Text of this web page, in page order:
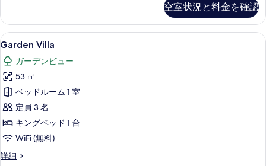
を
表
示
す
る
真
を
表
示
す
る
King)
の
詳
空室状況と料金を確認
Garden
Villa
の
す
べ
て
の
写
真
Garden Villa | 高級寝具、セーフティ
6
Garden Villa
ガーデンビュー
53 ㎡
ベッドルーム 1 室
定員 3 名
キングベッド 1 台
WiFi (無料)
詳細
Garden